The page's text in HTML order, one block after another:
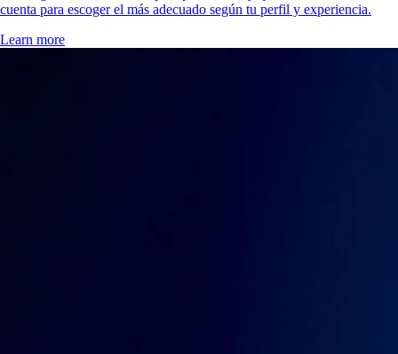
cuenta para escoger el más adecuado según tu perfil y experiencia.
Learn more